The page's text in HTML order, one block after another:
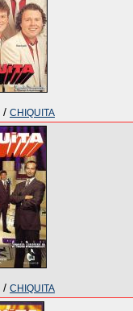
/ CHIQUITA
/ CHIQUITA